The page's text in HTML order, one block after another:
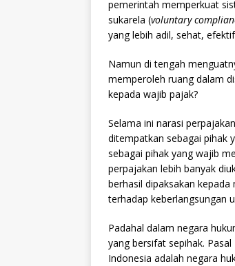
pemerintah memperkuat
sukarela (voluntary
yang lebih adil, sehat,
Namun di tengah
memperoleh ruang dalam
kepada wajib pajak?
Selama ini narasi
ditempatkan sebagai pihak
sebagai pihak yang wajib
perpajakan lebih banyak
berhasil dipaksakan
terhadap keberlangsungan
Padahal dalam negara
yang bersifat sepihak.
Indonesia adalah negara